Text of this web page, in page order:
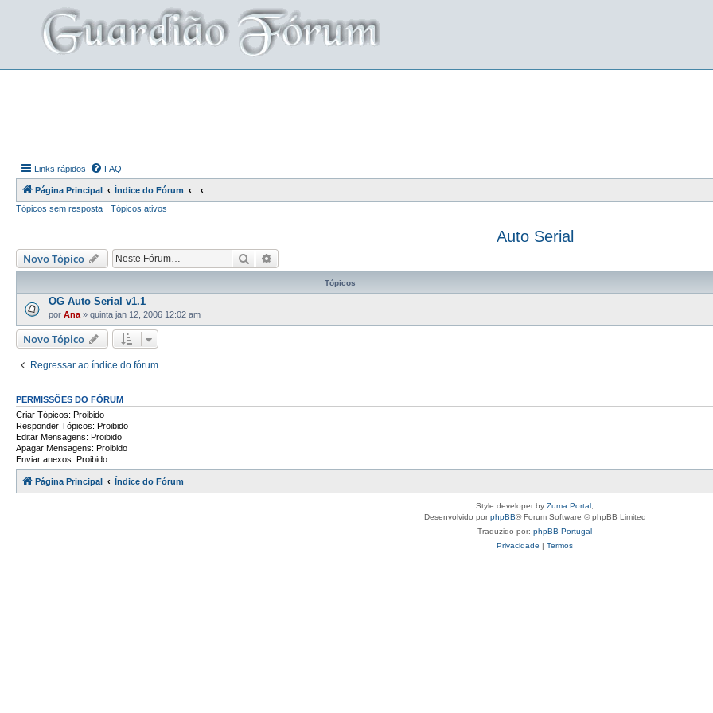
Links rápidos FAQ
Página Principal
Índice do Fórum
Tópicos sem resposta
Tópicos ativos
Auto Serial
Novo Tópico Pesquisar
Tópicos
OG Auto Serial v1.1
por Ana » quinta jan 12, 2006 12:02 am
Novo Tópico
Regressar ao índice do fórum
PERMISSÕES DO FÓRUM
Criar Tópicos: Proibido
Responder Tópicos: Proibido
Editar Mensagens: Proibido
Apagar Mensagens: Proibido
Enviar anexos: Proibido
Página Principal Índice do Fórum
Style developer by Zuma Portal
Desenvolvido porphpBB® Forum Software © phpBB Limited
Traduzido por: phpBB Portugal
Privacidade | Termos